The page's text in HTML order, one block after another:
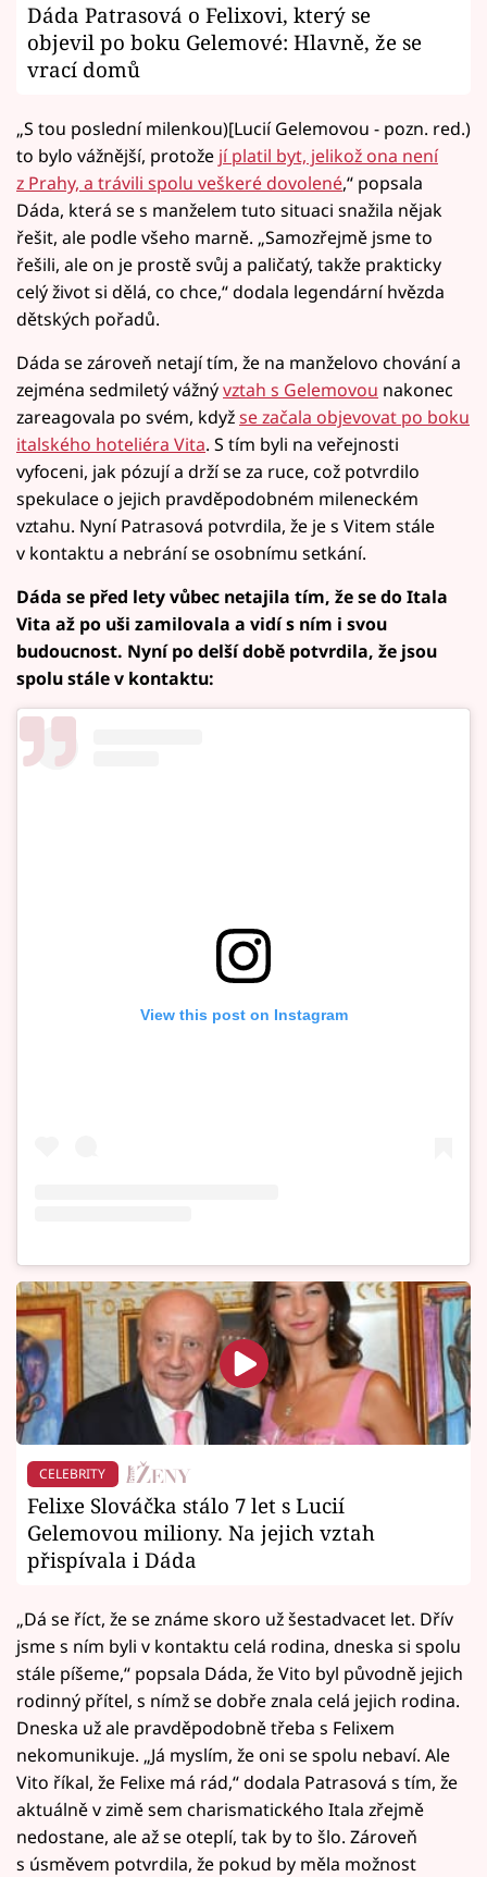
Dáda Patrasová o Felixovi, který se
objevil po boku Gelemové: Hlavně, že se
vrací domů
„S tou poslední milenkou)[Lucií Gelemovou - pozn. red.)
to bylo vážnější, protože jí platil byt, jelikož ona není
z Prahy, a trávili spolu veškeré dovolené,“ popsala
Dáda, která se s manželem tuto situaci snažila nějak
řešit, ale podle všeho marně. „Samozřejmě jsme to
řešili, ale on je prostě svůj a paličatý, takže prakticky
celý život si dělá, co chce,“ dodala legendární hvězda
dětských pořadů.
Dáda se zároveň netají tím, že na manželovo chování a
zejména sedmiletý vážnývztah s Gelemovou nakonec
zareagovala po svém, kdyžse začala objevovat po boku
italského hoteliéra Vita. S tím byli na veřejnosti
vyfoceni, jak pózují a drží se za ruce, což potvrdilo
spekulace o jejich pravděpodobném mileneckém
vztahu. Nyní Patrasová potvrdila, že je s Vitem stále
v kontaktu a nebrání se osobnímu setkání.
Dáda se před lety vůbec netajila tím, že se do Itala
Vita až po uši zamilovala a vidí s ním i svou
budoucnost. Nyní po delší době potvrdila, že jsou
spolu stále v kontaktu:
View this post on Instagram
CELEBRITY
Felixe Slováčka stálo 7 let s Lucií
Gelemovou miliony. Na jejich vztah
přispívala i Dáda
„Dá se říct, že se známe skoro už šestadvacet let. Dřív
jsme s ním byli v kontaktu celá rodina, dneska si spolu
stále píšeme,“ popsala Dáda, že Vito byl původně jejich
rodinný přítel, s nímž se dobře znala celá jejich rodina.
Dneska už ale pravděpodobně třeba s Felixem
nekomunikuje. „Já myslím, že oni se spolu nebaví. Ale
Vito říkal, že Felixe má rád,“ dodala Patrasová s tím, že
aktuálně v zimě sem charismatického Itala zřejmě
nedostane, ale až se oteplí, tak by to šlo. Zároveň
s úsměvem potvrdila, že pokud by měla možnost